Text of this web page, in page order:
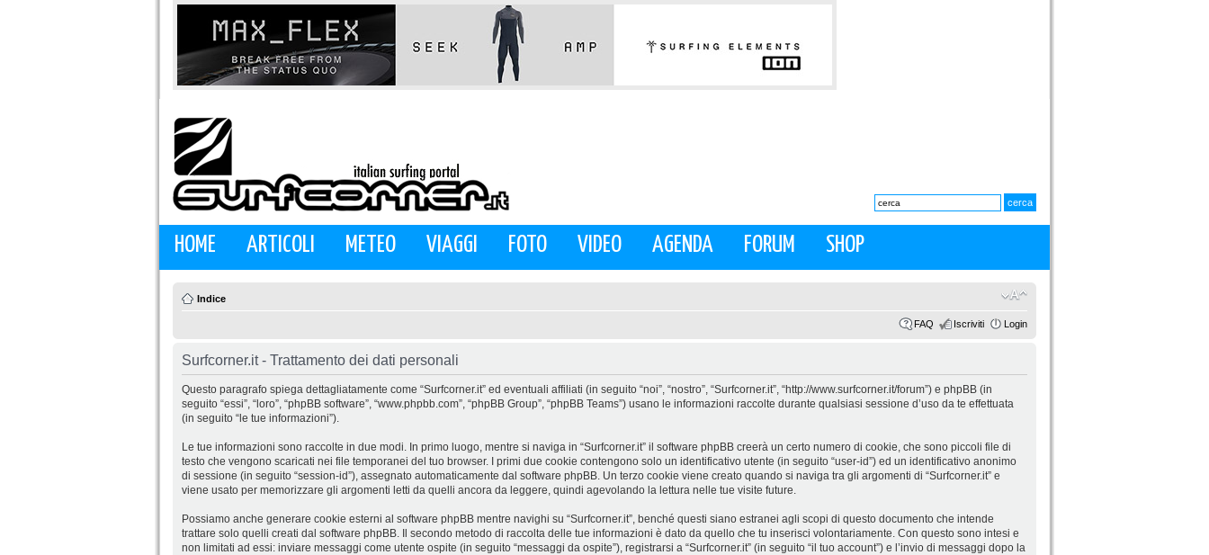
HOME ARTICOLI METEO VIAGGI FOTO VIDEO AGENDA FORUM SHOP
Indice
FAQ Iscriviti Login
Surfcorner.it - Trattamento dei dati personali
Questo paragrafo spiega dettagliatamente come “Surfcorner.it” ed eventuali affiliati (in seguito “noi”, “nostro”, “Surfcorner.it”, “http://www.surfcorner.it/forum”) e phpBB (in
seguito “essi”, “loro”, “phpBB software”, “www.phpbb.com”, “phpBB Group”, “phpBB Teams”) usano le informazioni raccolte durante qualsiasi sessione d’uso da te effettuata
(in seguito “le tue informazioni”).
Le tue informazioni sono raccolte in due modi. In primo luogo, mentre si naviga in “Surfcorner.it” il software phpBB creerà un certo numero di cookie, che sono piccoli file di
testo che vengono scaricati nei file temporanei del tuo browser. I primi due cookie contengono solo un identificativo utente (in seguito “user-id”) ed un identificativo anonimo
di sessione (in seguito “session-id”), assegnato automaticamente dal software phpBB. Un terzo cookie viene creato quando si naviga tra gli argomenti di “Surfcorner.it” e
viene usato per memorizzare gli argomenti letti da quelli ancora da leggere, quindi agevolando la lettura nelle tue visite future.
Possiamo anche generare cookie esterni al software phpBB mentre navighi su “Surfcorner.it”, benché questi siano estranei agli scopi di questo documento che intende
trattare solo quelli creati dal software phpBB. Il secondo metodo di raccolta delle tue informazioni è dato da quello che tu inserisci volontariamente. Con questo sono intesi e
non limitati ad essi: inviare messaggi come utente ospite (in seguito “messaggi da ospite”), registrarsi a “Surfcorner.it” (in seguito “il tuo account”) e l’invio di messaggi dopo la